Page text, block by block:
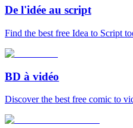
De l'idée au script
Find the best free Idea to Script
BD à vidéo
Discover the best free comic to